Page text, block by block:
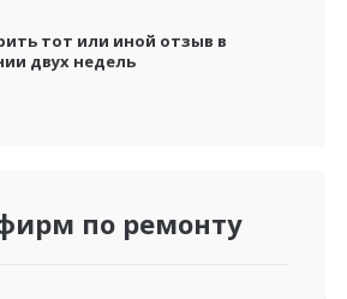
тот или иной отзыв в
двух недель
по ремонту